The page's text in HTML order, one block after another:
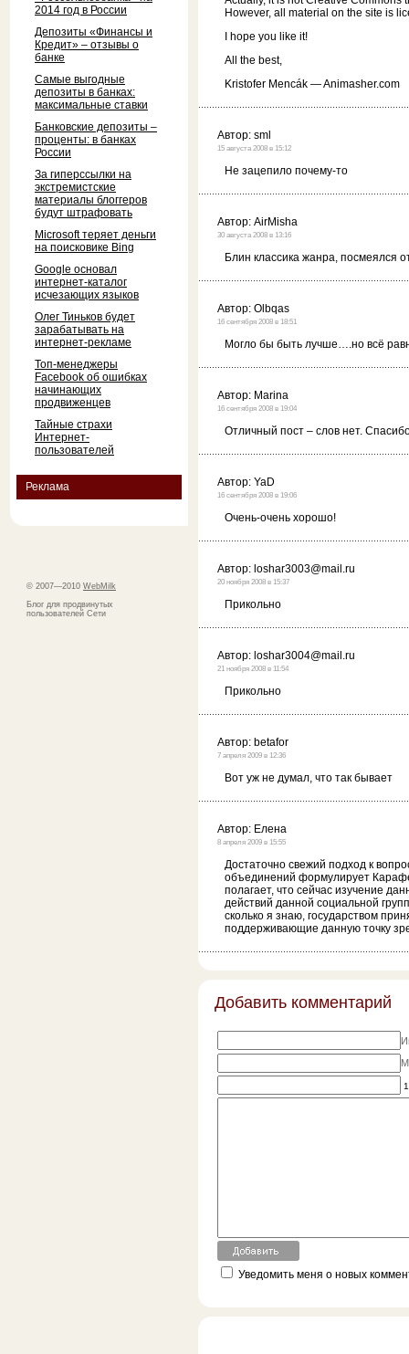
2014 год в России
Депозиты «Финансы и
Кредит» – отзывы о
банке
Самые выгодные
депозиты в банках:
максимальные ставки
Банковские депозиты –
проценты: в банках
России
За гиперссылки на
экстремистские
материалы блоггеров
будут штрафовать
Microsoft теряет деньги
на поисковике Bing
Google основал
интернет-каталог
исчезающих языков
Олег Тиньков будет
зарабатывать на
интернет-рекламе
Топ-менеджеры
Facebook об ошибках
начинающих
продвиженцев
Тайные страхи
Интернет-
пользователей
Реклама
© 2007—2010 WebMilk
Блог для продвинутых
пользователей Сети
However, all material on the site is
I hope you like it!
All the best,
Kristofer Mencák — Animasher.com
Автор: sml
15 августа 2008 в 15:12
Не зацепило почему-то
Автор: AirMisha
30 августа 2008 в 13:16
Блин классика жанра, посмеялся
Автор: Olbqas
16 сентября 2008 в 18:51
Могло бы быть лучше….но всё
Автор: Marina
16 сентября 2008 в 19:04
Отличный пост – слов нет.
Автор: YaD
16 сентября 2008 в 19:06
Очень-очень хорошо!
Автор: loshar3003@mail.ru
20 ноября 2008 в 15:37
Прикольно
Автор: loshar3004@mail.ru
21 ноября 2008 в 11:54
Прикольно
Автор: betafor
7 апреля 2009 в 12:36
Вот уж не думал, что так бывает
Автор: Елена
8 апреля 2009 в 15:55
Достаточно свежий подход к
объединений формулирует
полагает, что сейчас изучение
действий данной социальной
сколько я знаю, государством
поддерживающие данную точку
Добавить комментарий
Уведомить меня о новых